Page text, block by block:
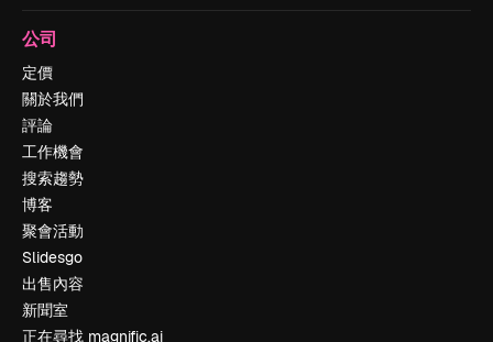
公司
定價
關於我們
評論
工作機會
搜索趨勢
博客
聚會活動
Slidesgo
出售內容
新聞室
正在尋找 magnific.ai